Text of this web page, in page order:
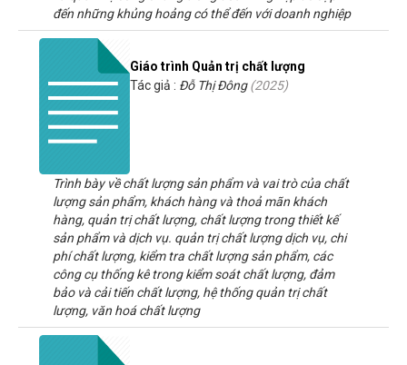
đến những khủng hoảng có thể đến với doanh nghiệp
Giáo trình Quản trị chất lượng
Tác giả : Đỗ Thị Đông(2025)
Trình bày về chất lượng sản phẩm và vai trò của chất
lượng sản phẩm, khách hàng và thoả mãn khách
hàng, quản trị chất lượng, chất lượng trong thiết kế
sản phẩm và dịch vụ. quản trị chất lượng dịch vụ, chi
phí chất lượng, kiểm tra chất lượng sản phẩm, các
công cụ thống kê trong kiểm soát chất lượng, đảm
bảo và cải tiến chất lượng, hệ thống quản trị chất
lượng, văn hoá chất lượng